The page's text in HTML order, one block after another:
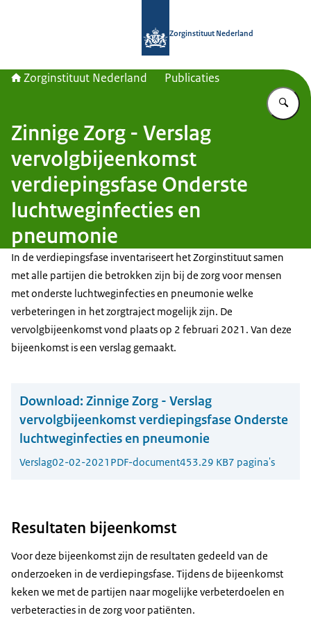
Zorginstituut Nederland
Zorginstituut Nederland Publicaties
Zinnige Zorg - Verslag
vervolgbijeenkomst
verdiepingsfase Onderste
luchtweginfecties en
pneumonie
In de verdiepingsfase inventariseert het Zorginstituut samen
met alle partijen die betrokken zijn bij de zorg voor mensen
met onderste luchtweginfecties en pneumonie welke
verbeteringen in het zorgtraject mogelijk zijn. De
vervolgbijeenkomst vond plaats op 2 februari 2021. Van deze
bijeenkomst is een verslag gemaakt.
Download: Zinnige Zorg - Verslag
vervolgbijeenkomst verdiepingsfase Onderste
luchtweginfecties en pneumonie
Verslag02-02-2021 PDF-document453.29 KB7 pagina's
Resultaten bijeenkomst
Voor deze bijeenkomst zijn de resultaten gedeeld van de
onderzoeken in de verdiepingsfase. Tijdens de bijeenkomst
keken we met de partijen naar mogelijke verbeterdoelen en
verbeteracties in de zorg voor patiënten.